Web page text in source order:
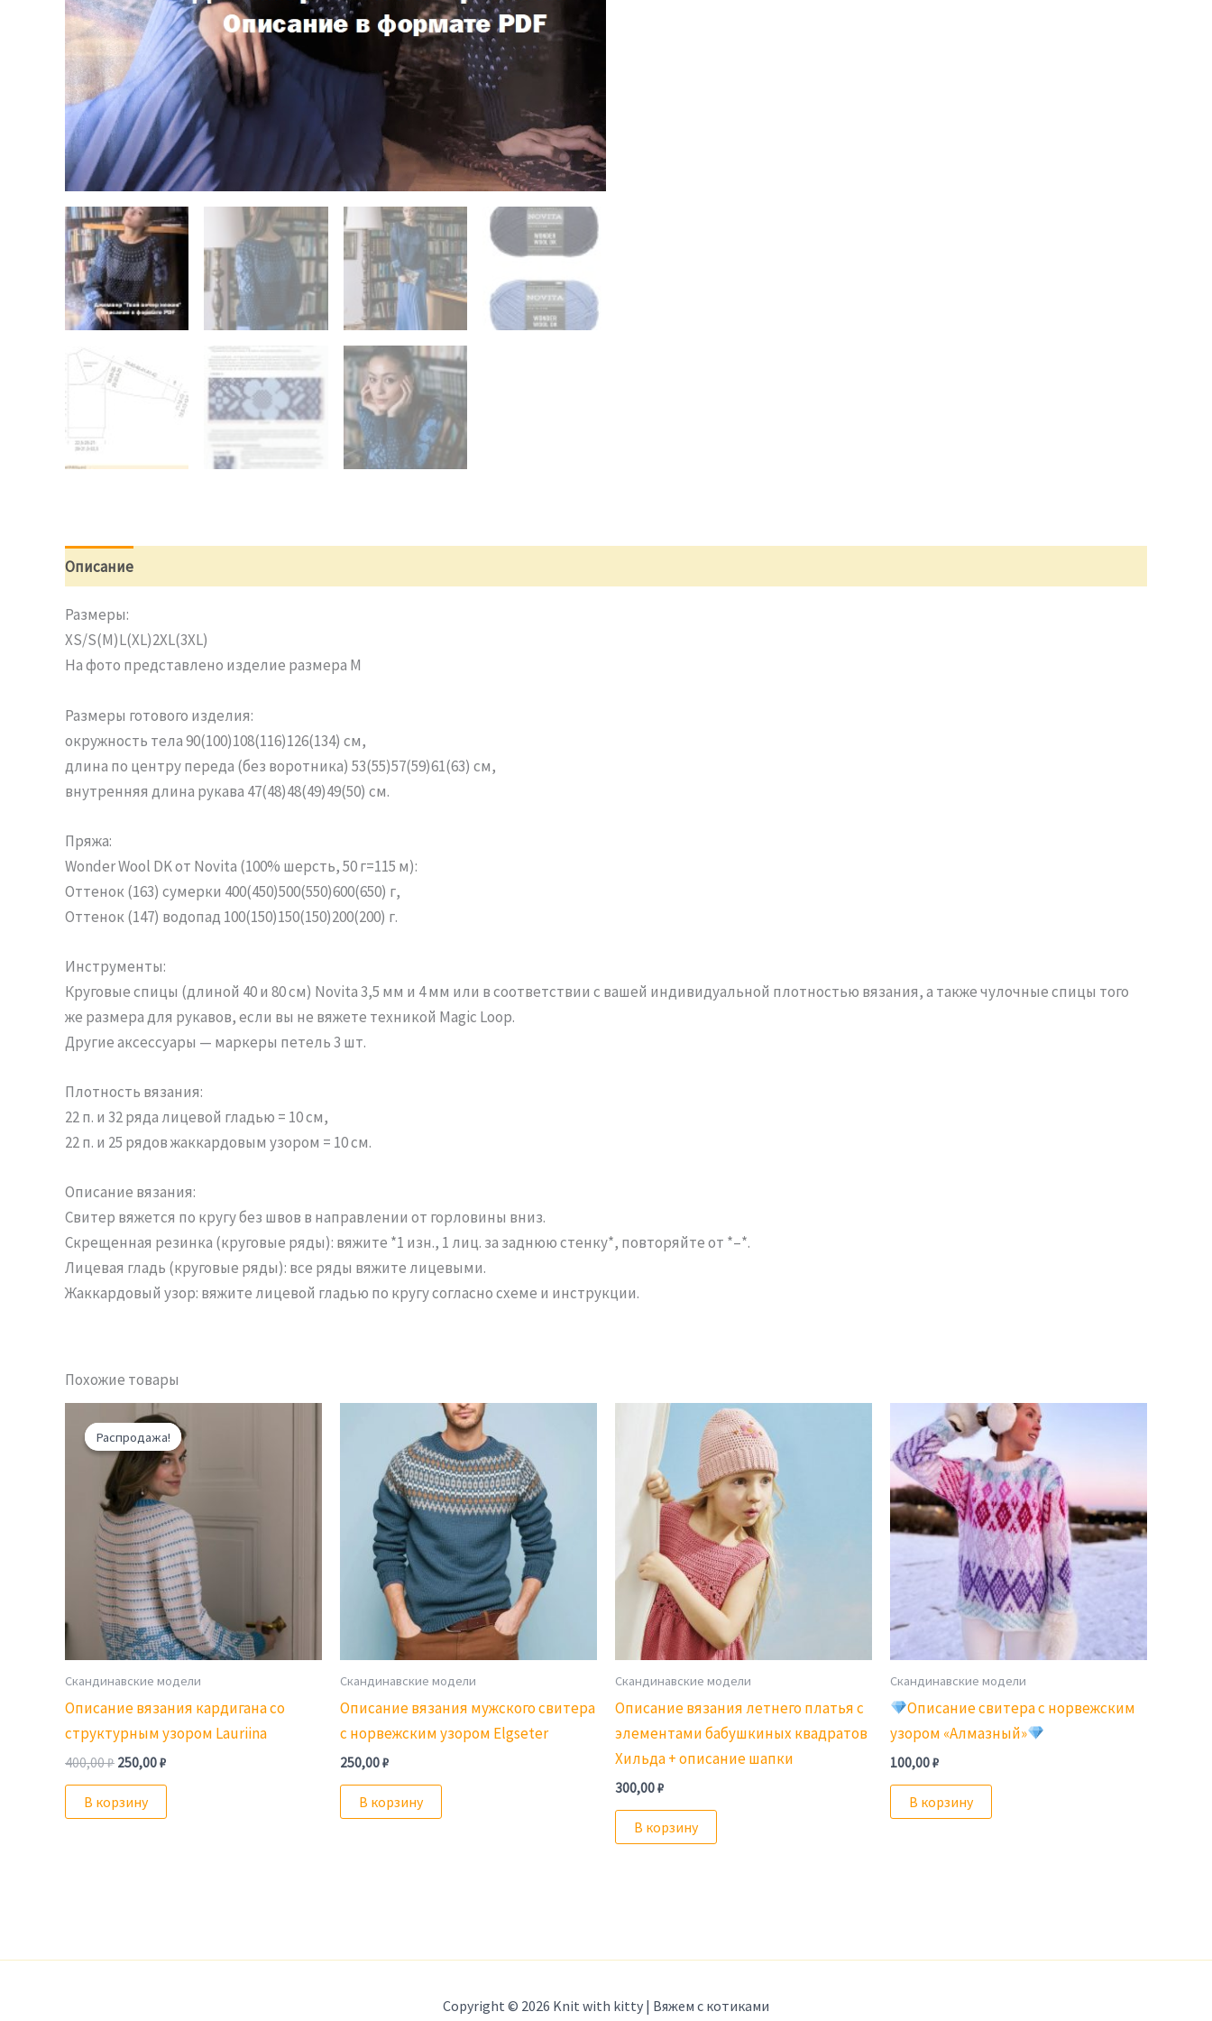
Описание
Размеры:
XS/S(M)L(XL)2XL(3XL)
На фото представлено изделие размера M
Размеры готового изделия:
окружность тела 90(100)108(116)126(134) см,
длина по центру переда (без воротника) 53(55)57(59)61(63) см,
внутренняя длина рукава 47(48)48(49)49(50) см.
Пряжа:
Wonder Wool DK от Novita (100% шерсть, 50 г=115 м):
Оттенок (163) сумерки 400(450)500(550)600(650) г,
Оттенок (147) водопад 100(150)150(150)200(200) г.
Инструменты:
Круговые спицы (длиной 40 и 80 см) Novita 3,5 мм и 4 мм или в соответствии с вашей индивидуальной плотностью вязания, а также чулочные спицы того
же размера для рукавов, если вы не вяжете техникой Magic Loop.
Другие аксессуары — маркеры петель 3 шт.
Плотность вязания:
22 п. и 32 ряда лицевой гладью = 10 см,
22 п. и 25 рядов жаккардовым узором = 10 см.
Описание вязания:
Свитер вяжется по кругу без швов в направлении от горловины вниз.
Скрещенная резинка (круговые ряды): вяжите *1 изн., 1 лиц. за заднюю стенку*, повторяйте от *–*.
Лицевая гладь (круговые ряды): все ряды вяжите лицевыми.
Жаккардовый узор: вяжите лицевой гладью по кругу согласно схеме и инструкции.
Похожие товары
Распродажа!
Распродажа!
Скандинавские модели
Описание вязания кардигана со
структурным узором Lauriina
400,00₽ Первоначальная
400,00 ₽.
250,00₽
В корзину
Скандинавские модели
Описание вязания мужского свитера
с норвежским узором Elgseter
250,00₽
В корзину
Скандинавские модели
Описание вязания летнего платья с
элементами бабушкиных квадратов
Хильда + описание шапки
300,00₽
В корзину
Скандинавские модели
Описание свитера с норвежским
узором «Алмазный»
100,00₽
В корзину
Copyright © 2026 Knit with kitty | Вяжем с котиками